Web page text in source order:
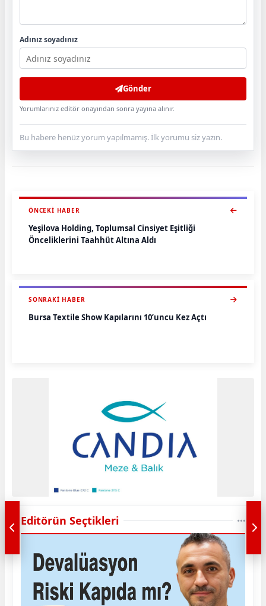
Adınız soyadınız
Gönder
Yorumlarınız editör onayından sonra yayına alınır.
Bu habere henüz yorum yapılmamış. İlk yorumu siz yazın.
ÖNCEKI HABER
Yeşilova Holding, Toplumsal Cinsiyet Eşitliği
Önceliklerini Taahhüt Altına Aldı
SONRAKI HABER
Bursa Textile Show Kapılarını 10’uncu Kez Açtı
Editörün Seçtikleri